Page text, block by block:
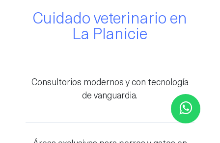
Cuidado veterinario en
La Planicie​
Consultorios modernos y con tecnología
de vanguardia.